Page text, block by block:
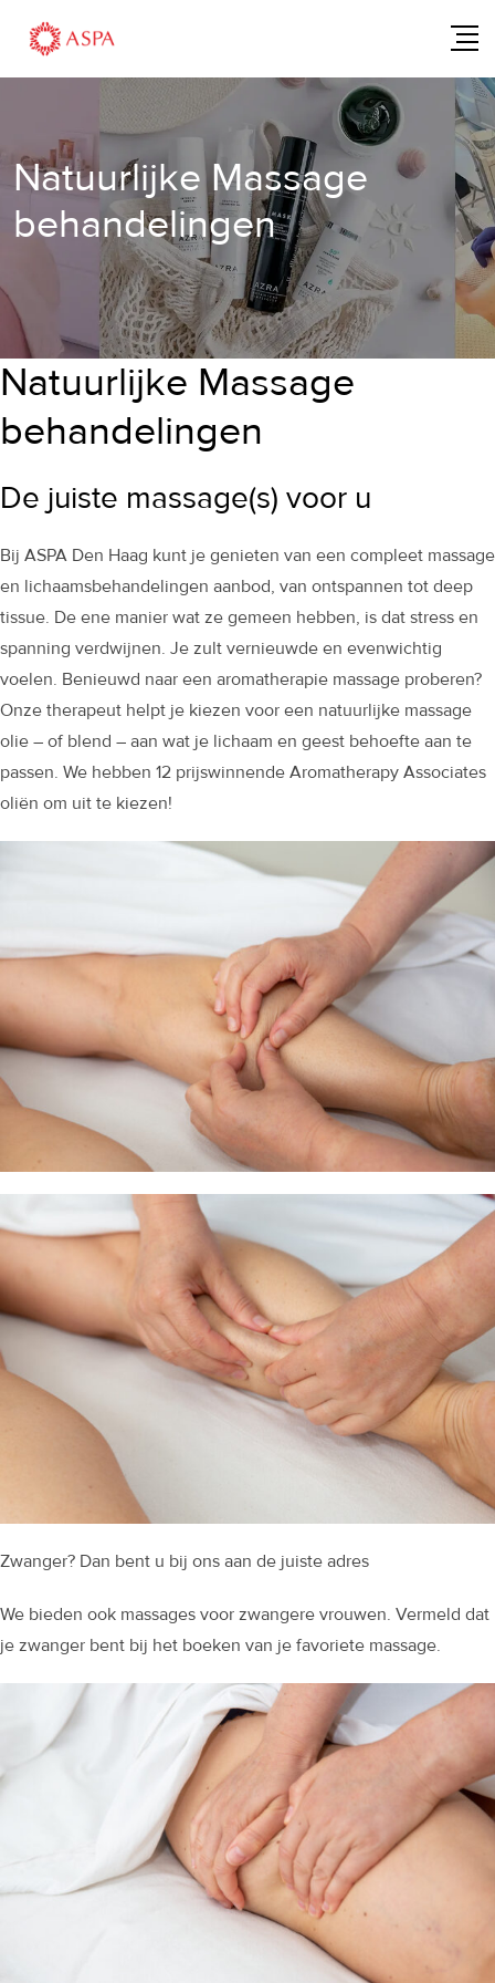
content
Natuurlijke Massage
behandelingen
Natuurlijke Massage
behandelingen
De juiste massage(s) voor u
Bij ASPA Den Haag kunt je genieten van een compleet massage
en lichaamsbehandelingen aanbod, van ontspannen tot deep
tissue. De ene manier wat ze gemeen hebben, is dat stress en
spanning verdwijnen. Je zult vernieuwde en evenwichtig
voelen. Benieuwd naar een aromatherapie massage proberen?
Onze therapeut helpt je kiezen voor een natuurlijke massage
olie – of blend – aan wat je lichaam en geest behoefte aan te
passen. We hebben 12 prijswinnende Aromatherapy Associates
oliën om uit te kiezen!
Zwanger? Dan bent u bij ons aan de juiste adres
We bieden ook massages voor zwangere vrouwen. Vermeld dat
je zwanger bent bij het boeken van je favoriete massage.